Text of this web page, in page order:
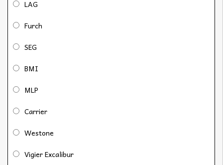
LAG
Furch
SEG
BMI
MLP
Carrier
Westone
Vigier Excalibur